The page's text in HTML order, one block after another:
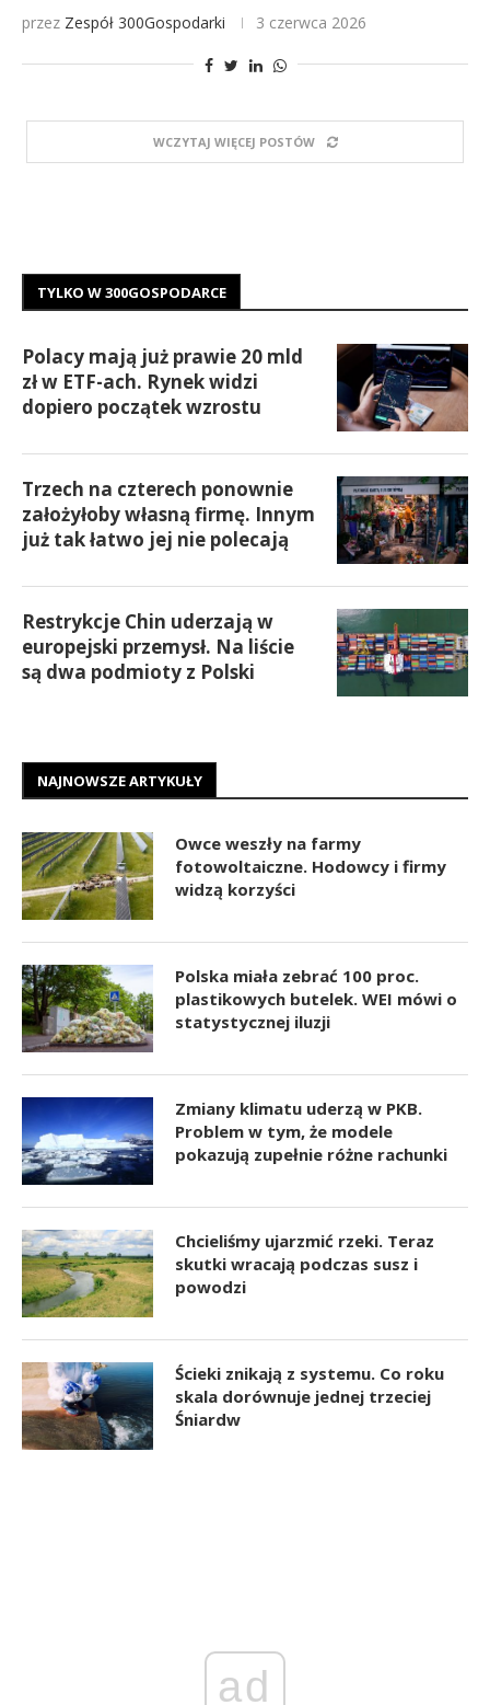
przez Zespół 300Gospodarki 3 czerwca 2026
WCZYTAJ WIĘCEJ POSTÓW
TYLKO W 300GOSPODARCE
Polacy mają już prawie 20 mld
zł w ETF-ach. Rynek widzi
dopiero początek wzrostu
Trzech na czterech ponownie
założyłoby własną firmę. Innym
już tak łatwo jej nie polecają
Restrykcje Chin uderzają w
europejski przemysł. Na liście
są dwa podmioty z Polski
NAJNOWSZE ARTYKUŁY
Owce weszły na farmy
fotowoltaiczne. Hodowcy i firmy
widzą korzyści
Polska miała zebrać 100 proc.
plastikowych butelek. WEI mówi o
statystycznej iluzji
Zmiany klimatu uderzą w PKB.
Problem w tym, że modele
pokazują zupełnie różne rachunki
Chcieliśmy ujarzmić rzeki. Teraz
skutki wracają podczas susz i
powodzi
Ścieki znikają z systemu. Co roku
skala dorównuje jednej trzeciej
Śniardw
ad